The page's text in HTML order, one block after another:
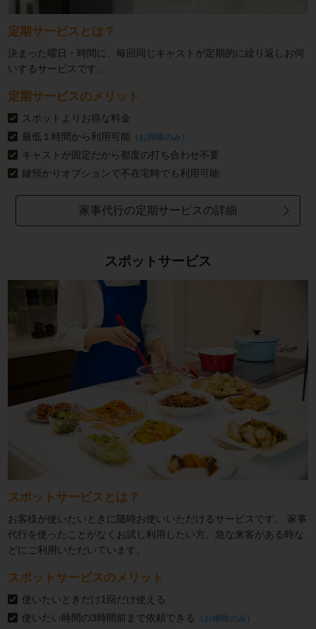
定期サービスとは？
決まった曜日・時間に、毎回同じキャストが定期的に繰り返しお伺
いするサービスです。
定期サービスのメリット
スポットよりお得な料金
最低１時間から利用可能 （お掃除のみ）
キャストが固定だから都度の打ち合わせ不要
鍵預かりオプションで不在宅時でも利用可能
家事代行の定期サービスの詳細
スポットサービス
スポットサービスとは？
お客様が使いたいときに随時お使いいただけるサービスです。
家事
代行を使ったことがなくお試し利用したい方、急な来客がある時な
どにご利用いただいています。
スポットサービスのメリット
使いたいときだけ1回だけ使える
使いたい時間の3時間前まで依頼できる
（お掃除のみ）